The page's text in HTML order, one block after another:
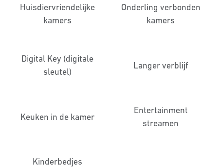
Huisdier­vriendelijke
kamers
Onderling verbonden
kamers
Digital Key (digitale
sleutel)
Langer verblijf
Keuken in de kamer
Entertainment
streamen
Kinderbedjes